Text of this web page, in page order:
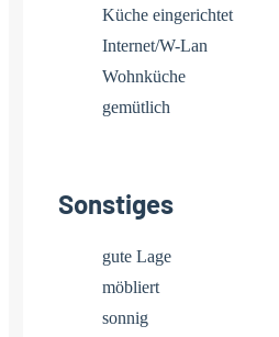
Küche eingerichtet
Internet/W-Lan
Wohnküche
gemütlich
Sonstiges
gute Lage
möbliert
sonnig